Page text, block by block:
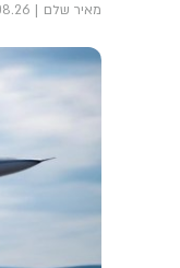
מאיר שלם